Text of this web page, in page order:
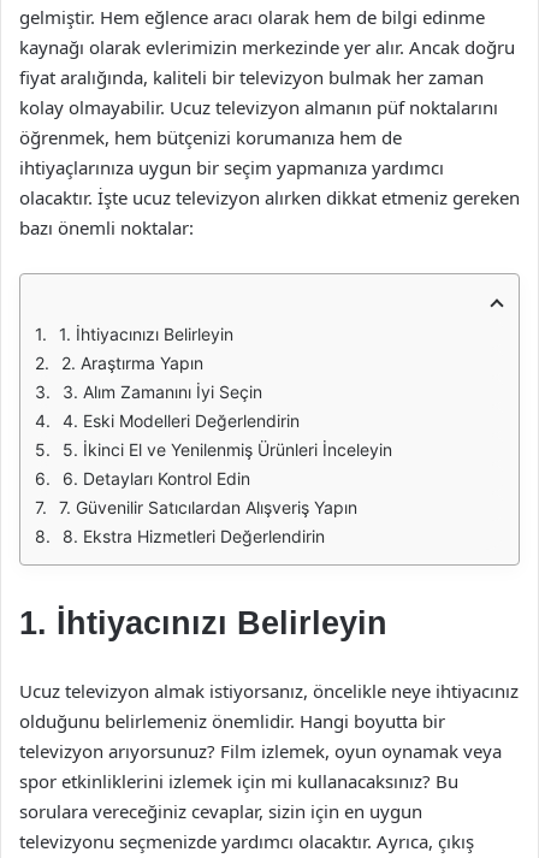
gelmiştir. Hem eğlence aracı olarak hem de bilgi edinme
kaynağı olarak evlerimizin merkezinde yer alır. Ancak doğru
fiyat aralığında, kaliteli bir televizyon bulmak her zaman
kolay olmayabilir. Ucuz televizyon almanın püf noktalarını
öğrenmek, hem bütçenizi korumanıza hem de
ihtiyaçlarınıza uygun bir seçim yapmanıza yardımcı
olacaktır. İşte ucuz televizyon alırken dikkat etmeniz gereken
bazı önemli noktalar:
1. İhtiyacınızı Belirleyin
2. Araştırma Yapın
3. Alım Zamanını İyi Seçin
4. Eski Modelleri Değerlendirin
5. İkinci El ve Yenilenmiş Ürünleri İnceleyin
6. Detayları Kontrol Edin
7. Güvenilir Satıcılardan Alışveriş Yapın
8. Ekstra Hizmetleri Değerlendirin
1. İhtiyacınızı Belirleyin
Ucuz televizyon almak istiyorsanız, öncelikle neye ihtiyacınız
olduğunu belirlemeniz önemlidir. Hangi boyutta bir
televizyon arıyorsunuz? Film izlemek, oyun oynamak veya
spor etkinliklerini izlemek için mi kullanacaksınız? Bu
sorulara vereceğiniz cevaplar, sizin için en uygun
televizyonu seçmenizde yardımcı olacaktır. Ayrıca, çıkış